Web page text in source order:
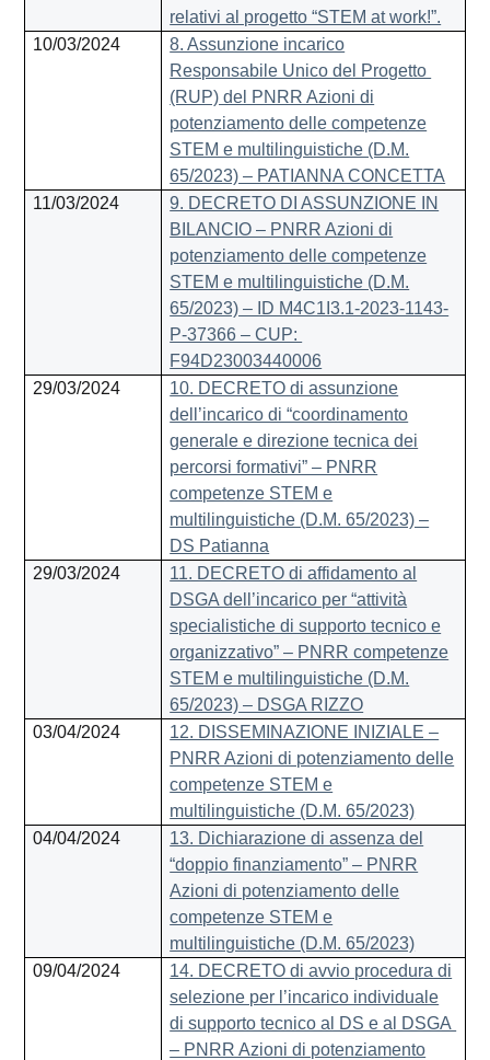
relativi al progetto “STEM at work!”.
10/03/2024
8. Assunzione incarico
Responsabile Unico del Progetto
(RUP) del PNRR Azioni di
potenziamento delle competenze
STEM e multilinguistiche (D.M.
65/2023) – PATIANNA CONCETTA
11/03/2024
9. DECRETO DI ASSUNZIONE IN
BILANCIO – PNRR Azioni di
potenziamento delle competenze
STEM e multilinguistiche (D.M.
65/2023) – ID M4C1I3.1-2023-1143-
P-37366 – CUP:
F94D23003440006
29/03/2024
10. DECRETO di assunzione
dell’incarico di “coordinamento
generale e direzione tecnica dei
percorsi formativi” – PNRR
competenze STEM e
multilinguistiche (D.M. 65/2023) –
DS Patianna
29/03/2024
11. DECRETO di affidamento al
DSGA dell’incarico per “attività
specialistiche di supporto tecnico e
organizzativo” – PNRR competenze
STEM e multilinguistiche (D.M.
65/2023) – DSGA RIZZO
03/04/2024
12. DISSEMINAZIONE INIZIALE –
PNRR Azioni di potenziamento delle
competenze STEM e
multilinguistiche (D.M. 65/2023)
04/04/2024
13. Dichiarazione di assenza del
“doppio finanziamento” – PNRR
Azioni di potenziamento delle
competenze STEM e
multilinguistiche (D.M. 65/2023)
09/04/2024
14. DECRETO di avvio procedura di
selezione per l’incarico individuale
di supporto tecnico al DS e al DSGA
– PNRR Azioni di potenziamento